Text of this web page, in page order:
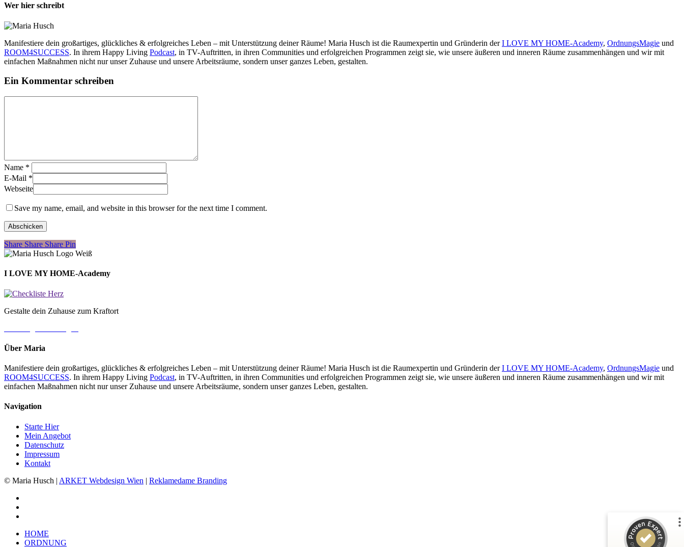
Wer hier schreibt
Manifestiere dein großartiges, glückliches & erfolgreiches Leben – mit Unterstützung deiner Räume! Maria Husch ist die Raumexpertin und Gründerin derI LOVE MY HOME-Academy, OrdnungsMagie und
ROOM4SUCCESS. In ihrem Happy Living Podcast, in TV-Auftritten, in ihren Communities und erfolgreichen Programmen zeigt sie, wie unsere äußeren und inneren Räume zusammenhängen und wir mit
einfachen Maßnahmen nicht nur unser Zuhause und unsere Arbeitsräume, sondern unser ganzes Leben, gestalten.
Ein Kommentar schreiben
Name *
E-Mail *
Webseite
Save my name, email, and website in this browser for the next time I comment.
Share
Share Share Share Pin
I LOVE MY HOME-Academy
Gestalte dein Zuhause zum Kraftort
Über Maria
Manifestiere dein großartiges, glückliches & erfolgreiches Leben – mit Unterstützung deiner Räume! Maria Husch ist die Raumexpertin und Gründerin derI LOVE MY HOME-Academy, OrdnungsMagie und
ROOM4SUCCESS. In ihrem Happy Living Podcast, in TV-Auftritten, in ihren Communities und erfolgreichen Programmen zeigt sie, wie unsere äußeren und inneren Räume zusammenhängen und wir mit
einfachen Maßnahmen nicht nur unser Zuhause und unsere Arbeitsräume, sondern unser ganzes Leben, gestalten.
Navigation
Starte Hier
Mein Angebot
Datenschutz
Impressum
Kontakt
© Maria Husch | ARKET Webdesign Wien | Reklamedame Branding
Close
Menu
HOME
ORDNUNG
Bewertungen auf ProvenExpert.com